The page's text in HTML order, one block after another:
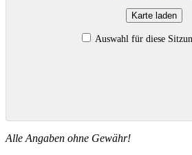
Karte laden
Auswahl für diese
Alle Angaben ohne Gewähr!